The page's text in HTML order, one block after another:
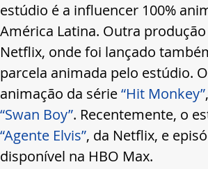
estúdio é a influencer 100%
América Latina. Outra
Netflix, onde foi lançado
parcela animada pelo estúdio.
animação da série “Hit Monkey”
“Swan Boy”. Recentemente, o
“Agente Elvis”, da Netflix, e
disponível na HBO Max.